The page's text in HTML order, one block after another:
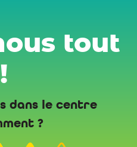
tout
!
dans le centre
?